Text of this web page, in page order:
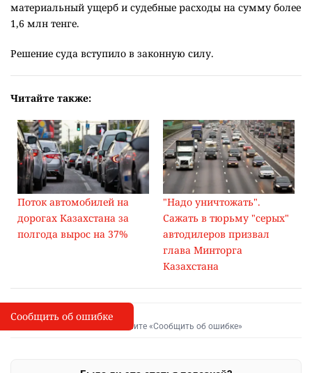
материальный ущерб и судебные расходы на сумму более
1,6 млн тенге.
Решение суда вступило в законную силу.
Читайте также:
Поток автомобилей на
дорогах Казахстана за
полгода вырос на 37%
"Надо уничтожать".
Сажать в тюрьму "серых"
автодилеров призвал
глава Минторга
Казахстана
I
Сообщить об опечатке
Выделите фрагмент и нажмите «Сообщить об ошибке»
Сообщить об ошибке